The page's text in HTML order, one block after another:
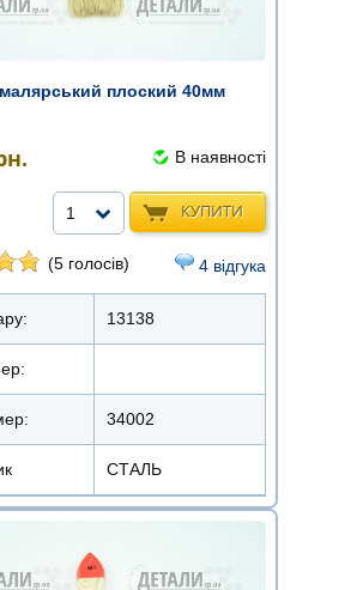
плоский 40мм
В наявності
КУПИТИ
1
(5 голосів) 4 відгука
13138
34002
СТАЛЬ